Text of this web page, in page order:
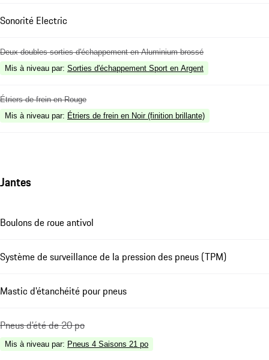
Sonorité Electric
Deux doubles sorties d'échappement en Aluminium brossé
Mis à niveau par: Sorties d'échappement Sport en Argent
Étriers de frein en Rouge
Mis à niveau par: Étriers de frein en Noir (finition brillante)
Jantes
Boulons de roue antivol
Système de surveillance de la pression des pneus (TPM)
Mastic d'étanchéité pour pneus
Pneus d'été de 20 po
Mis à niveau par: Pneus 4 Saisons 21 po